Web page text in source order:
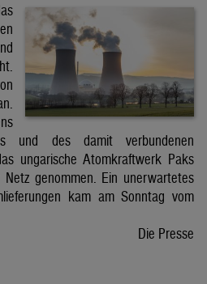
und des damit verbundenen
ungarische Atomkraftwerk Paks
genommen. Ein unerwartetes
kam am Sonntag vom
Die Presse